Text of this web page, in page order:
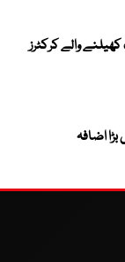
والے کرکٹرز
اضافہ